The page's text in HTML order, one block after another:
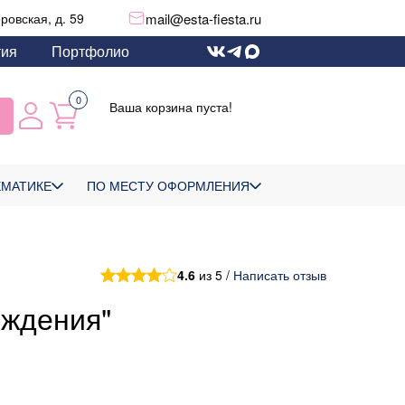
д. 59 mail@esta-fiesta.ru
Портфолио
0 Ваша корзина пуста!
ПО МЕСТУ ОФОРМЛЕНИЯ
4.6 из 5 / Написать отзыв